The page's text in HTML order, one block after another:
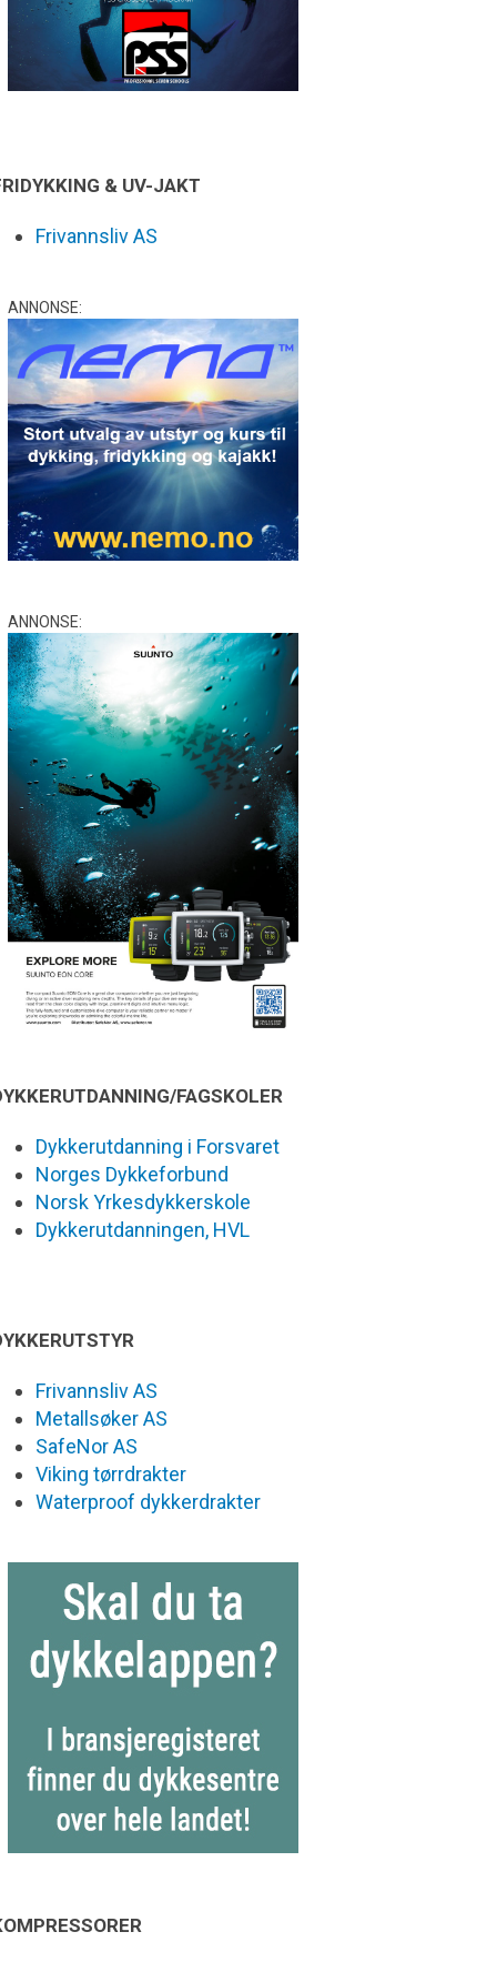
& UV-JAKT
Frivannsliv AS
ANNONSE:
ANNONSE:
FAGSKOLER
Dykkerutdanning i Forsvaret
Norges Dykkeforbund
Norsk Yrkesdykkerskole
Dykkerutdanningen, HVL
Frivannsliv AS
Metallsøker AS
SafeNor AS
Viking tørrdrakter
Waterproof dykkerdrakter